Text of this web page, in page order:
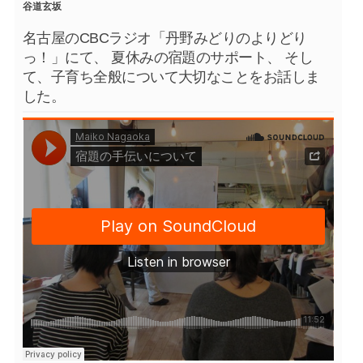
谷道玄坂
名古屋のCBCラジオ「丹野みどりのよりどり
っ！」にて、 夏休みの宿題のサポート、 そし
て、子育ち全般について大切なことをお話しま
した。